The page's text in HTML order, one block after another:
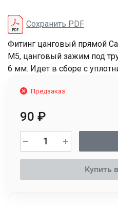
Сохранить PDF
Фитинг цанговый прямой
M5, цанговый зажим под
6 мм. Идет в сборе с
Предзаказ
90 ₽
Купить